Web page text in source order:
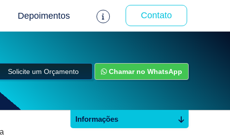
Depoimentos Contato
Solicite um Orçamento Chamar no WhatsApp
Informações